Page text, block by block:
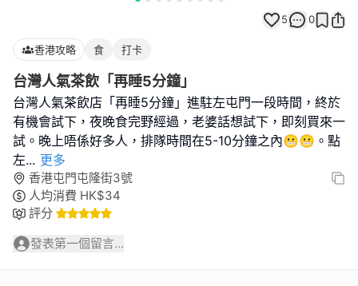
5 0
香港攻略 食 打卡
台灣人氣茶飲「再睡5分鐘」
台灣人氣茶飲店「再睡5分鐘」進駐左屯門一段時間，終於
有機會試下，夜晚食完野經過，老婆話想試下，即刻買來一
試。晚上唔係好多人，排隊時間在5-10分鐘之內😬😬。點
左... 更多
香港屯門屯隆街3號
人均消費 HK$34
評分
發表第一個留言...